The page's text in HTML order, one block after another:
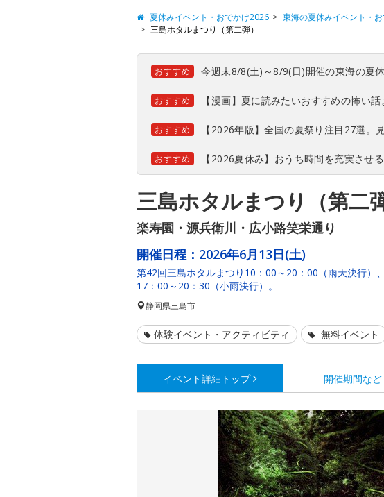
夏休みイベント・おでかけ2026 東海の夏休みイベント・
三島ホタルまつり（第二弾）
おすすめ 今週末8/8(土)～8/9(日)開催の東海の夏
おすすめ 【漫画】夏に読みたいおすすめの怖い話
おすすめ 【2026年版】全国の夏祭り注目27選。
おすすめ 【2026夏休み】おうち時間を充実させ
三島ホタルまつり（第二弾
楽寿園・源兵衛川・広小路笑栄通り
開催日程： 2026年6月13日(土)
第42回三島ホタルまつり10：00～20：00（雨天決行）
17：00～20：30（小雨決行）。
静岡県三島市
体験イベント・アクティビティ 無料イベント
イベント詳細 トップ 開催期間など